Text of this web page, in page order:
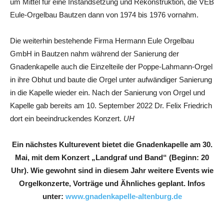
um Mittel für eine Instandsetzung und Rekonstruktion, die VEB
Eule-Orgelbau Bautzen dann von 1974 bis 1976 vornahm.
Die weiterhin bestehende Firma Hermann Eule Orgelbau
GmbH in Bautzen nahm während der Sanierung der
Gnadenkapelle auch die Einzelteile der Poppe-Lahmann-Orgel
in ihre Obhut und baute die Orgel unter aufwändiger Sanierung
in die Kapelle wieder ein. Nach der Sanierung von Orgel und
Kapelle gab bereits am 10. September 2022 Dr. Felix Friedrich
dort ein beeindruckendes Konzert. UH
Ein nächstes Kulturevent bietet die Gnadenkapelle am 30.
Mai, mit dem Konzert „Landgraf und Band“ (Beginn: 20
Uhr). Wie gewohnt sind in diesem Jahr weitere Events wie
Orgelkonzerte, Vorträge und Ähnliches geplant. Infos
unter: www.gnadenkapelle-altenburg.de